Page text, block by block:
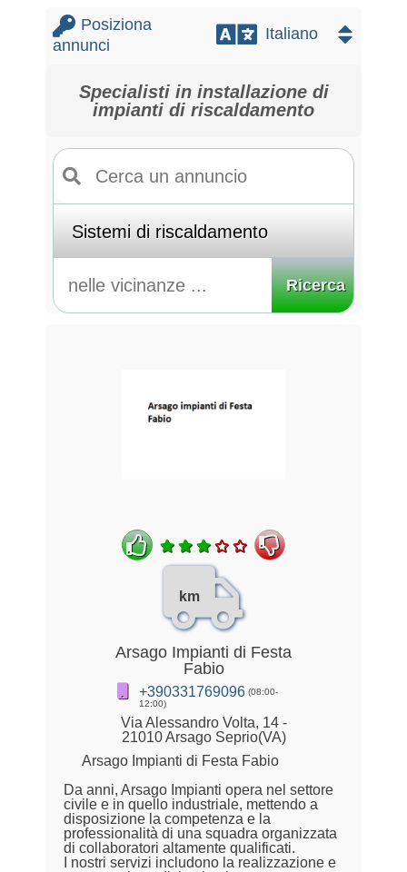
Posiziona
annunci
Specialisti in installazione di
impianti di riscaldamento
Ricerca
km
Arsago Impianti di Festa
Fabio
+390331769096 (08:00-
12:00)
Via Alessandro Volta, 14 -
21010 Arsago Seprio(VA)
Arsago Impianti di Festa Fabio
Da anni, Arsago Impianti opera nel settore
civile e in quello industriale, mettendo a
disposizione la competenza e la
professionalità di una squadra organizzata
di collaboratori altamente qualificati.
I nostri servizi includono la realizzazione e